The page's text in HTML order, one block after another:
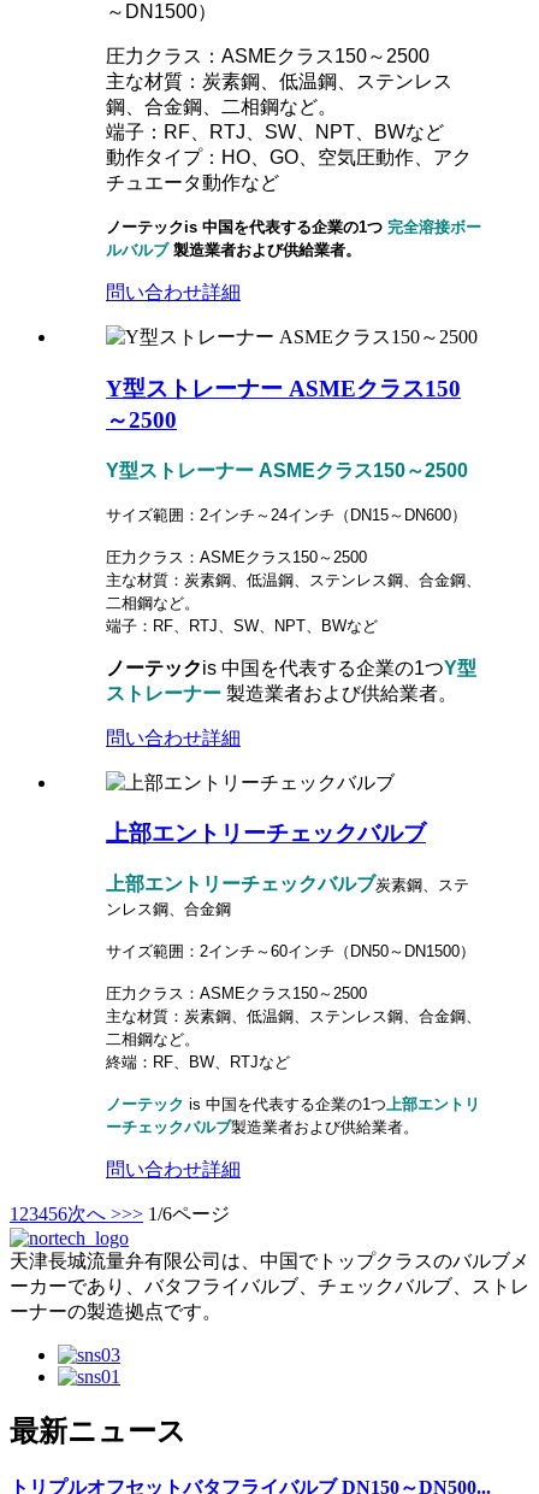
～DN1500）
圧力クラス：ASMEクラス150～2500
主な材質：炭素鋼、低温鋼、ステンレス
鋼、合金鋼、二相鋼など。
端子：RF、RTJ、SW、NPT、BWなど
動作タイプ：HO、GO、空気圧動作、アク
チュエータ動作など
ノーテックis 中国を代表する企業の1つ 完全溶接ボー
ルバルブ 製造業者および供給業者。
問い合わせ詳細
Y型ストレーナー ASMEクラス150
～2500
Y型ストレーナー ASMEクラス150～2500
サイズ範囲：2インチ～24インチ（DN15～DN600）
圧力クラス：ASMEクラス150～2500
主な材質：炭素鋼、低温鋼、ステンレス鋼、合金鋼、
二相鋼など。
端子：RF、RTJ、SW、NPT、BWなど
ノーテックis 中国を代表する企業の1つY型
ストレーナー 製造業者および供給業者。
問い合わせ詳細
上部エントリーチェックバルブ
上部エントリーチェックバルブ炭素鋼、ステ
ンレス鋼、合金鋼
サイズ範囲：2インチ～60インチ（DN50～DN1500）
圧力クラス：ASMEクラス150～2500
主な材質：炭素鋼、低温鋼、ステンレス鋼、合金鋼、
二相鋼など。
終端：RF、BW、RTJなど
ノーテック is 中国を代表する企業の1つ 上部エントリ
ーチェックバルブ製造業者および供給業者。
問い合わせ詳細
1 23456次へ >>> 1/6ページ
天津長城流量弁有限公司は、中国でトップクラスのバルブメ
ーカーであり、バタフライバルブ、チェックバルブ、ストレ
ーナーの製造拠点です。
最新ニュース
トリプルオフセットバタフライバルブ DN150～DN500...